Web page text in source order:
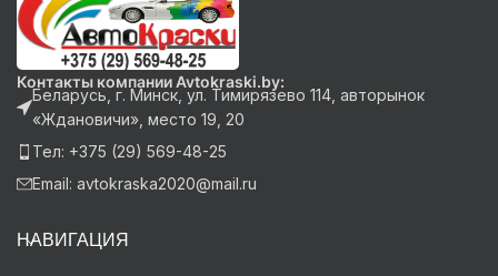
Контакты компании Avtokraski.by:
Беларусь, г. Минск, ул. Тимирязево 114, авторынок
«Ждановичи», место 19, 20
Тел: +375 (29) 569-48-25
Email: avtokraska2020@mail.ru
НАВИГАЦИЯ